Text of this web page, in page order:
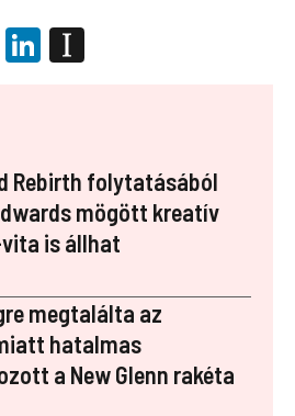
T Li
dI
n
a
p
er
Rebirth folytatásából
mögött kreatív
is állhat
megtalálta az
hatalmas
a New Glenn rakéta